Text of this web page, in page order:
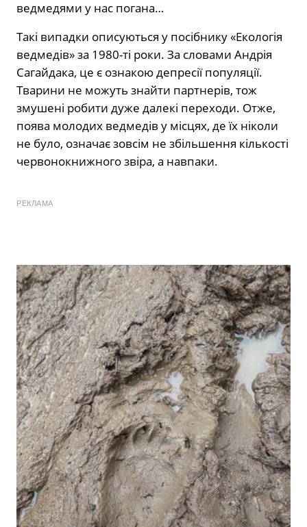
ведмедями у нас погана…
Такі випадки описуються у посібнику «Екологія
ведмедів» за 1980-ті роки. За словами Андрія
Сагайдака, це є ознакою депресії популяції.
Тварини не можуть знайти партнерів, тож
змушені робити дуже далекі переходи. Отже,
поява молодих ведмедів у місцях, де їх ніколи
не було, означає зовсім не збільшення кількості
червонокнижного звіра, а навпаки.
РЕКЛАМА